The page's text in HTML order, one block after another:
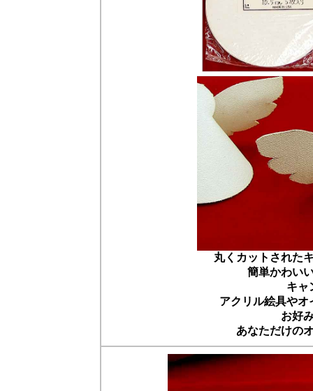
丸くカットされた
簡単かわい
キャ
アクリル絵具や
お好
あなただけの